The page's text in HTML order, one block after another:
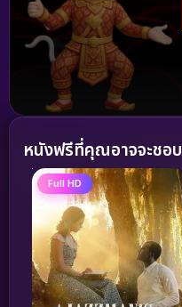
หนังฟรีที่คุณอาจจะชอบ
Full HD